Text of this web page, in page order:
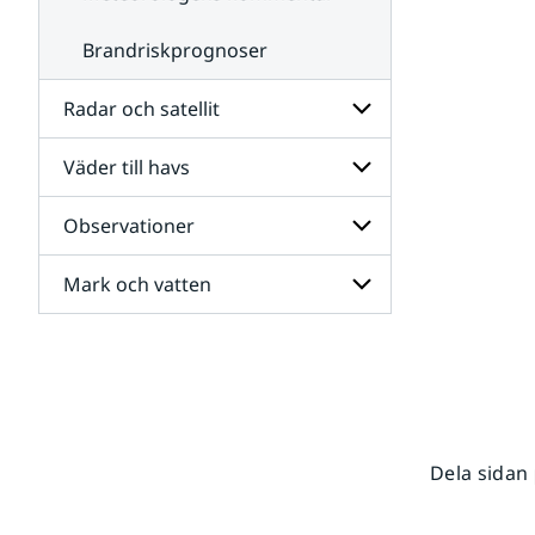
Brandriskprognoser
Radar och satellit
Undersidor
för
Radar
och
satellit
Väder till havs
Undersidor
för
Väder
till
havs
Observationer
Undersidor
för
Mark och vatten
Dela sidan